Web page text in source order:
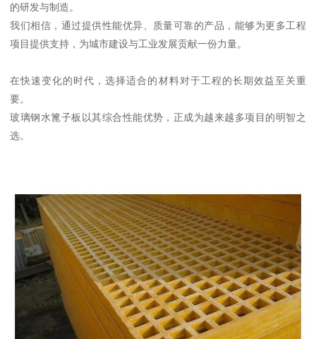
的研发与制造。
我们相信，通过提供性能优异、质量可靠的产品，能够为更多工程
项目提供支持，为城市建设与工业发展贡献一份力量。
在快速变化的时代，选择适合的材料对于工程的长期效益至关重
要。
玻璃钢水篦子板以其综合性能优势，正成为越来越多项目的明智之
选。